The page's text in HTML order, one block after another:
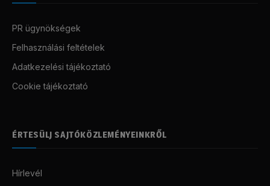
PR ügynökségek
Felhasználási feltételek
Adatkezelési tájékoztató
Cookie tájékoztató
ÉRTESÜLJ SAJTÓKÖZLEMÉNYEINKRŐL
Hírlevél